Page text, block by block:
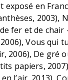
en
2003),
fer et de
Vous qui
2006), De gré
papiers,